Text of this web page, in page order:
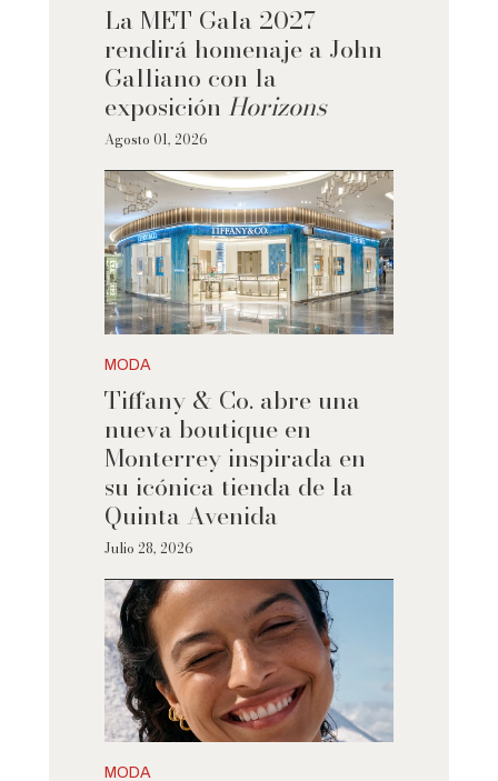
La MET Gala 2027
rendirá homenaje a John
Galliano con la
exposición Horizons
Agosto 01, 2026
MODA
Tiffany & Co. abre una
nueva boutique en
Monterrey inspirada en
su icónica tienda de la
Quinta Avenida
Julio 28, 2026
MODA